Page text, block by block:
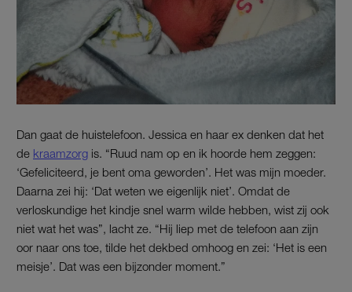
Dan gaat de huistelefoon. Jessica en haar ex denken dat het
de kraamzorg is. “Ruud nam op en ik hoorde hem zeggen:
‘Gefeliciteerd, je bent oma geworden’. Het was mijn moeder.
Daarna zei hij: ‘Dat weten we eigenlijk niet’. Omdat de
verloskundige het kindje snel warm wilde hebben, wist zij ook
niet wat het was”, lacht ze. “Hij liep met de telefoon aan zijn
oor naar ons toe, tilde het dekbed omhoog en zei: ‘Het is een
meisje’. Dat was een bijzonder moment.”